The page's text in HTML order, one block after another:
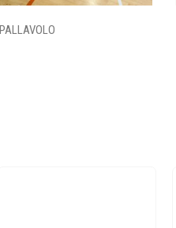
PALLAVOLO